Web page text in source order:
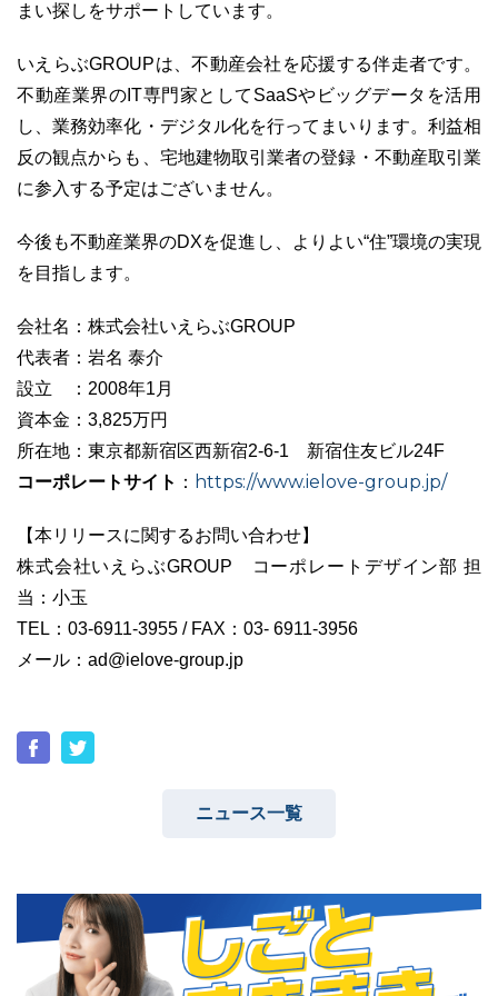
まい探しをサポートしています。
いえらぶGROUPは、不動産会社を応援する伴走者です。
不動産業界のIT専門家としてSaaSやビッグデータを活用
し、業務効率化・デジタル化を行ってまいります。利益相
反の観点からも、宅地建物取引業者の登録・不動産取引業
に参入する予定はございません。
今後も不動産業界のDXを促進し、よりよい“住”環境の実現
を目指します。
会社名：株式会社いえらぶGROUP
代表者：岩名 泰介
設立 ：2008年1月
資本金：3,825万円
所在地：東京都新宿区西新宿2-6-1 新宿住友ビル24F
コーポレートサイト ： https://www.ielove-group.jp/
【本リリースに関するお問い合わせ】
株式会社いえらぶGROUP コーポレートデザイン部 担
当：小玉
TEL：03-6911-3955 / FAX：03- 6911-3956
メール：ad@ielove-group.jp
ニュース一覧